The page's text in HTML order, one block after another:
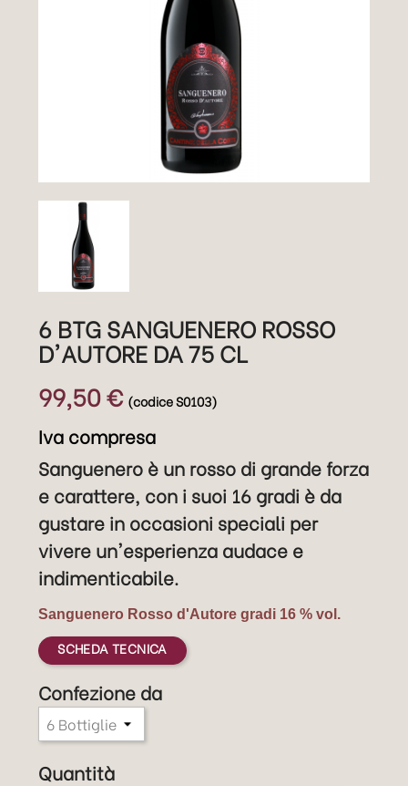
6 BTG SANGUENERO ROSSO
D'AUTORE DA 75 CL
99,50 € (codice S0103)
Iva compresa
Sanguenero è un rosso di grande forza
e carattere, con i suoi 16 gradi è da
gustare in occasioni speciali per
vivere un'esperienza audace e
indimenticabile.
Sanguenero Rosso d'Autore gradi 16 % vol.
SCHEDA TECNICA
Confezione da
Quantità